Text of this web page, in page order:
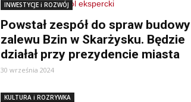
INWESTYCJE i ROZWÓJ
Powstał zespół do spraw budowy
zalewu Bzin w Skarżysku. Będzie
działał przy prezydencie miasta
30 września 2024
KULTURA i ROZRYWKA